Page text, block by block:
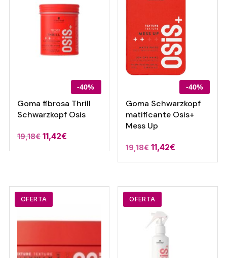
12,50€
-40%
Goma fibrosa Thrill
Schwarzkopf Osis
19,18€ El
precio
19,18€.
11,42€El
precio
11,42€.
-40%
Goma Schwarzkopf
matificante Osis+
Mess Up
19,18€ El
precio
era:
19,18€.
11,42€
precio
es:
OFERTA OFERTA